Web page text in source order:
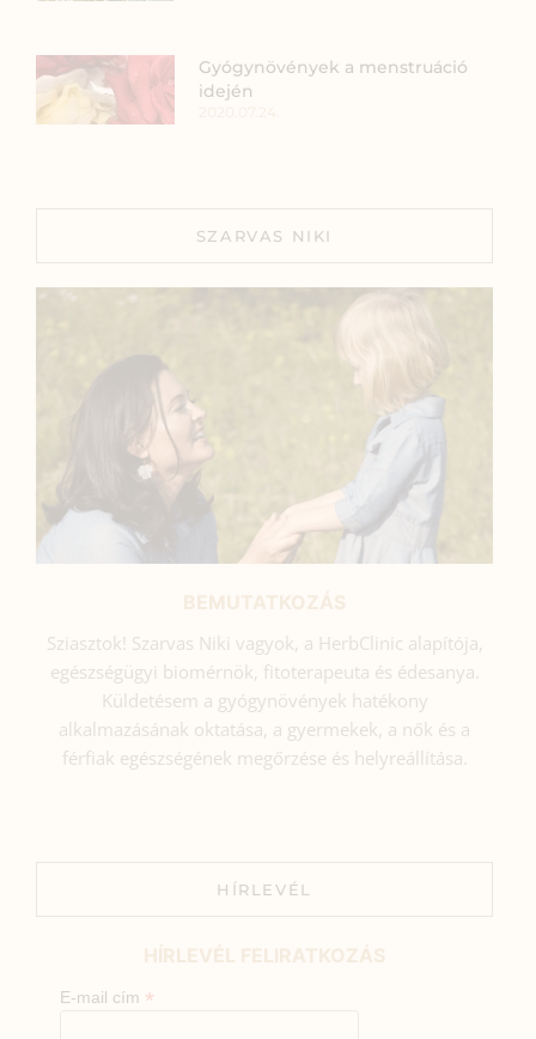
Gyógynövények a menstruáció
idején
SZARVAS NIKI
Sziasztok! Szarvas Niki vagyok, a HerbClinic alapítója,
egészségügyi biomérnök, fitoterapeuta és édesanya.
Küldetésem a gyógynövények hatékony
alkalmazásának oktatása, a gyermekek, a nők és a
férfiak egészségének megőrzése és helyreállítása.
HÍRLEVÉL
E-mail cím *